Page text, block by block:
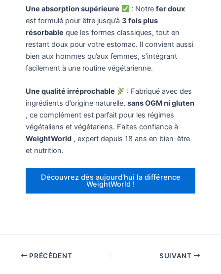
Une absorption supérieure : Notrefer doux
est formulé pour être jusqu’à 3 fois plus
résorbable que les formes classiques, tout en
restant doux pour votre estomac. Il convient aussi
bien aux hommes qu’aux femmes, s’intégrant
facilement à une routine végétarienne.
Une qualité irréprochable
: Fabriqué avec des
ingrédients d’origine naturelle, sans OGM ni gluten
, ce complément est parfait pour les régimes
végétaliens et végétariens. Faites confiance à
WeightWorld, expert depuis 18 ans en bien-être
et nutrition.
Découvrez dès aujourd’hui la différence
WeightWorld !
PRÉCÉDENT SUIVANT